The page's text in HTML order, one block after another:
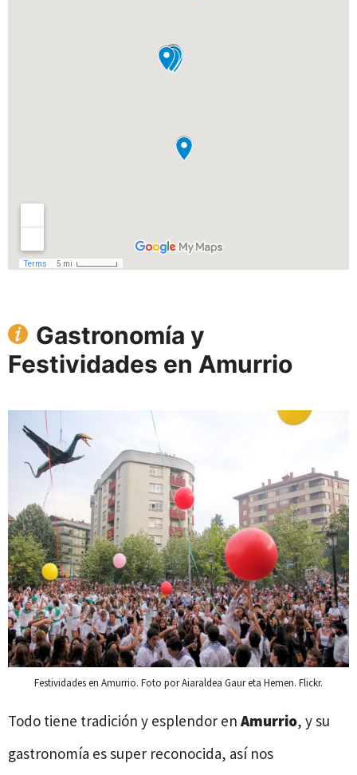
Gastronomía y
Festividades en Amurrio
Festividades en Amurrio. Foto por Aiaraldea Gaur eta Hemen. Flickr.
Todo tiene tradición y esplendor en Amurrio, y su
gastronomía es super reconocida, así nos